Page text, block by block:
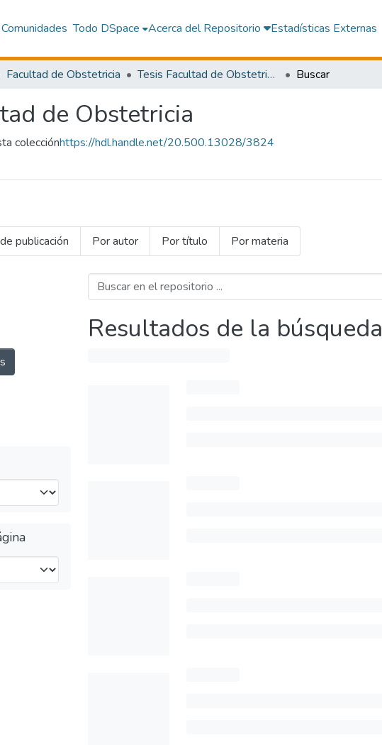
Comunidades Todo DSpace Acerca del Repositorio Estadísticas Externas
Facultad de Obstetricia Tesis Facultad de Obstetricia Buscar
de Obstetricia
colecciónhttps://hdl.handle.net/20.500.13028/3824
publicación Por autor Por título Por materia
Resultados de la búsqueda